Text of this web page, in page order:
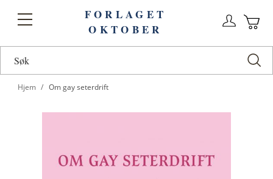
Toggle
FORLAGET
OKTOBER
Hjem Om gay seterdrift